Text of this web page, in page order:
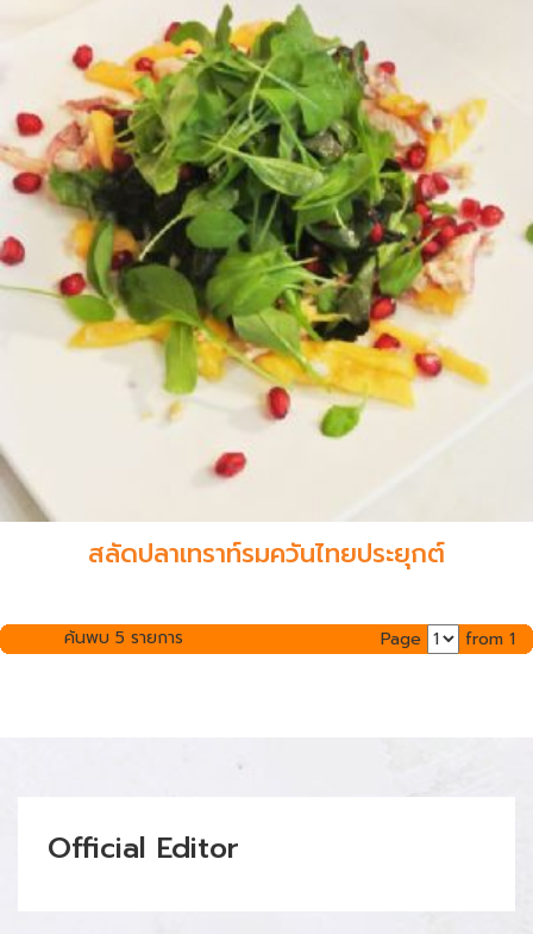
สลัดปลาเทราท์รมควันไทยประยุกต์
ค้นพบ 5 รายการ Page from 1
Official Editor